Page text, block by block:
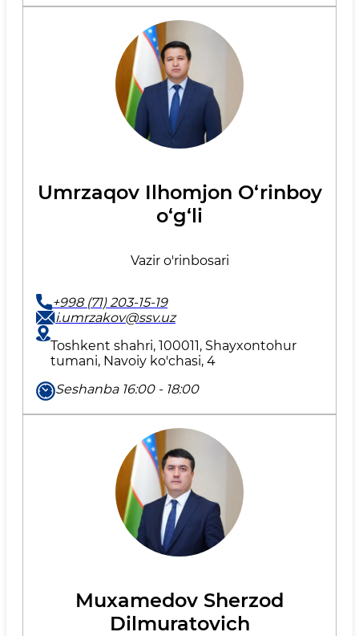
Umrzaqov Ilhomjon O‘rinboy
o‘g‘li
Vazir o'rinbosari
+998 (71) 203-15-19
i.umrzakov@ssv.uz
Toshkent shahri, 100011, Shayxontohur
tumani, Navoiy ko'chasi, 4
Seshanba 16:00 - 18:00
Muxamedov Sherzod
Dilmuratovich